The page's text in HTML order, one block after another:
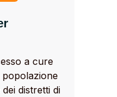
a cure
distretti di